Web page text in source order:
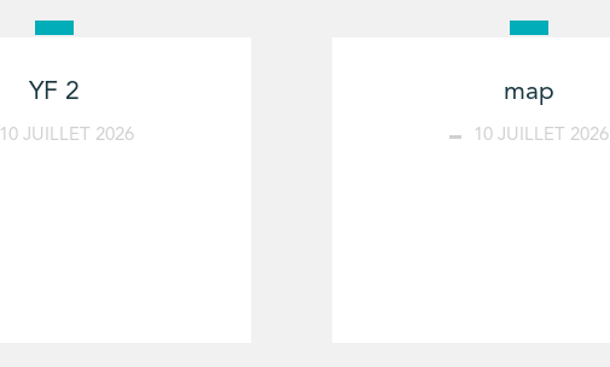
YF 2
10 JUILLET 2026
map
10 JUILLET 2026